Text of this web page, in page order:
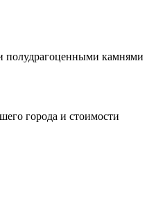
полудрагоценными камнями
города и стоимости